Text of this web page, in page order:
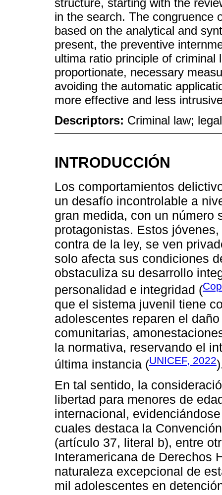
in the search. The congruence
based on the analytical and
present, the preventive
ultima ratio principle of criminal
proportionate, necessary
avoiding the automatic
more effective and less
Descriptors: Criminal law;
INTRODUCCIÓN
Los comportamientos
un desafío incontrolable a
gran medida, con un número
protagonistas. Estos
contra de la ley, se ven
solo afecta sus condiciones
obstaculiza su desarrollo
personalidad e integridad (
que el sistema juvenil tiene
adolescentes reparen el
comunitarias,
la normativa, reservando el
última instancia (UNICEF, 2022
En tal sentido, la
libertad para menores de
internacional,
cuales destaca la
(artículo 37, literal b), entre
Interamericana de Derechos
naturaleza excepcional de
mil adolescentes en